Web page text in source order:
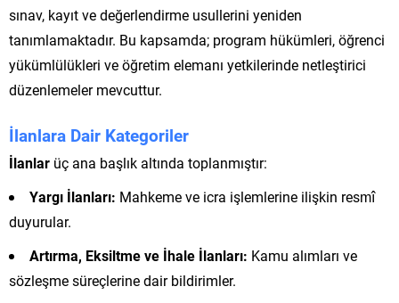
sınav, kayıt ve değerlendirme usullerini yeniden
tanımlamaktadır. Bu kapsamda; program hükümleri, öğrenci
yükümlülükleri ve öğretim elemanı yetkilerinde netleştirici
düzenlemeler mevcuttur.
İlanlara Dair Kategoriler
İlanlar üç ana başlık altında toplanmıştır:
Yargı İlanları: Mahkeme ve icra işlemlerine ilişkin resmî
duyurular.
Artırma, Eksiltme ve İhale İlanları: Kamu alımları ve
sözleşme süreçlerine dair bildirimler.